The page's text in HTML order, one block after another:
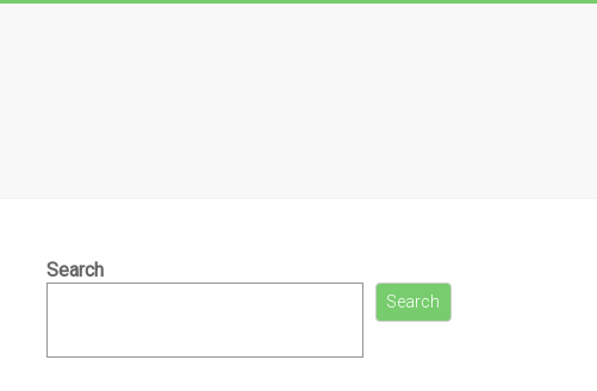
Search
Search